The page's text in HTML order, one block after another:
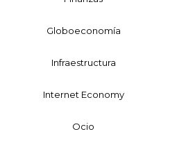
Globoeconomía
Infraestructura
Internet Economy
Ocio